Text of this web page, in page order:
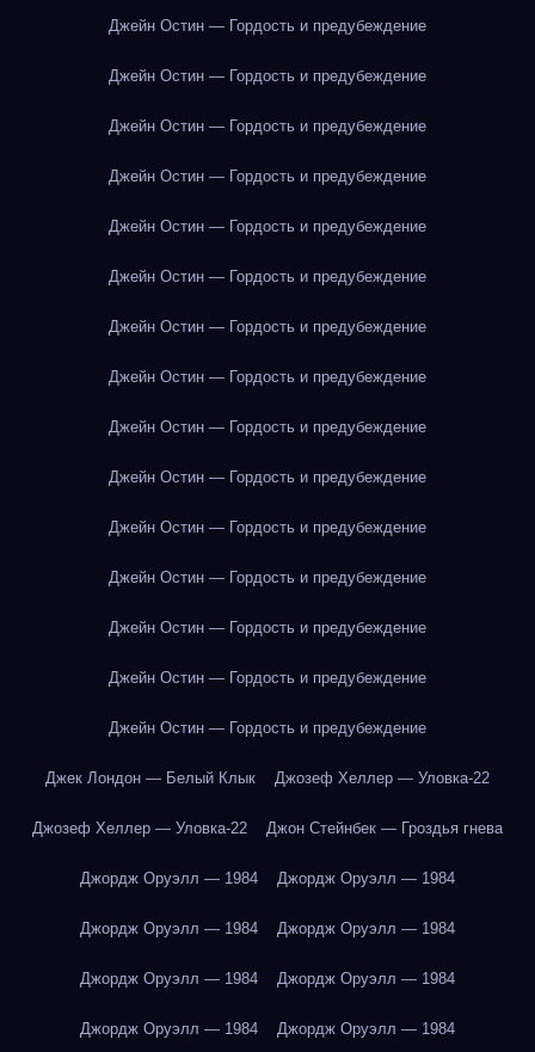
Джейн Остин — Гордость и предубеждение
Джейн Остин — Гордость и предубеждение
Джейн Остин — Гордость и предубеждение
Джейн Остин — Гордость и предубеждение
Джейн Остин — Гордость и предубеждение
Джейн Остин — Гордость и предубеждение
Джейн Остин — Гордость и предубеждение
Джейн Остин — Гордость и предубеждение
Джейн Остин — Гордость и предубеждение
Джейн Остин — Гордость и предубеждение
Джейн Остин — Гордость и предубеждение
Джейн Остин — Гордость и предубеждение
Джейн Остин — Гордость и предубеждение
Джейн Остин — Гордость и предубеждение
Джейн Остин — Гордость и предубеждение
Джек Лондон — Белый Клык Джозеф Хеллер — Уловка-22
Джозеф Хеллер — Уловка-22 Джон Стейнбек — Гроздья гнева
Джордж Оруэлл — 1984 Джордж Оруэлл — 1984
Джордж Оруэлл — 1984 Джордж Оруэлл — 1984
Джордж Оруэлл — 1984 Джордж Оруэлл — 1984
Джордж Оруэлл — 1984 Джордж Оруэлл — 1984